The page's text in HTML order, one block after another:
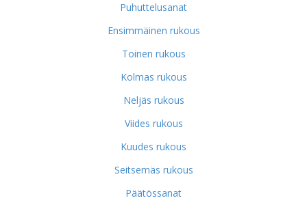
Puhuttelusanat
Ensimmäinen rukous
Toinen rukous
Kolmas rukous
Neljäs rukous
Viides rukous
Kuudes rukous
Seitsemäs rukous
Päätössanat